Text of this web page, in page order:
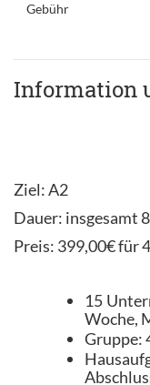
Gebühr
Information
Ziel: A2
Dauer: insgesamt
Preis: 399,00€ für
15
Woche,
Gruppe: